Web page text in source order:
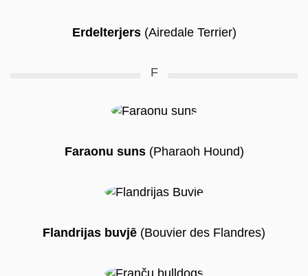
Erdelterjers(Airedale Terrier)
F
Faraonu suns(Pharaoh Hound)
Flandrijas buvjē (Bouvier des Flandres)